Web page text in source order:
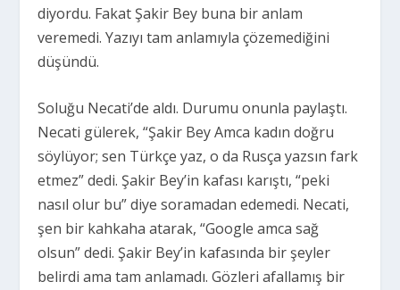
diyordu. Fakat Şakir Bey buna bir anlam
veremedi. Yazıyı tam anlamıyla çözemediğini
düşündü.
Soluğu Necati’de aldı. Durumu onunla paylaştı.
Necati gülerek, “Şakir Bey Amca kadın doğru
söylüyor; sen Türkçe yaz, o da Rusça yazsın fark
etmez” dedi. Şakir Bey’in kafası karıştı, “peki
nasıl olur bu” diye soramadan edemedi. Necati,
şen bir kahkaha atarak, “Google amca sağ
olsun” dedi. Şakir Bey’in kafasında bir şeyler
belirdi ama tam anlamadı. Gözleri afallamış bir